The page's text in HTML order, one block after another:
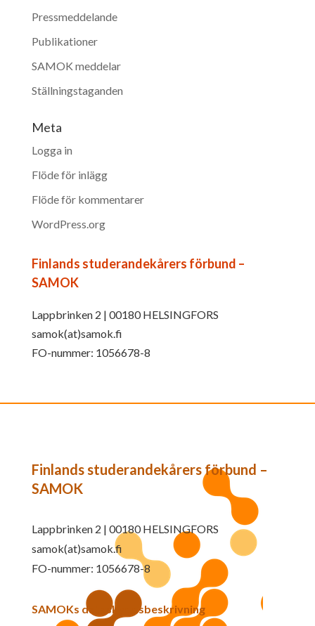
Pressmeddelande
Publikationer
SAMOK meddelar
Ställningstaganden
Meta
Logga in
Flöde för inlägg
Flöde för kommentarer
WordPress.org
Finlands studerandekårers förbund –
SAMOK
Lappbrinken 2 | 00180 HELSINGFORS
samok(at)samok.fi
FO-nummer: 1056678-8
Finlands studerandekårers förbund –
SAMOK
Lappbrinken 2 | 00180 HELSINGFORS
samok(at)samok.fi
FO-nummer: 1056678-8
SAMOKs dataskyddsbeskrivning